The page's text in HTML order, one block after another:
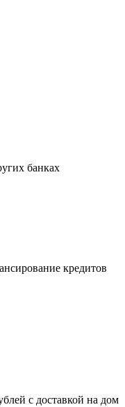
банках
кредитов
с доставкой на дом